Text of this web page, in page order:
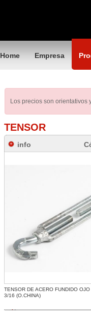
Home Empresa
Los precios son orientativos
TENSOR
info
TENSOR DE ACERO FUNDIDO
3/16 (O.CHINA)